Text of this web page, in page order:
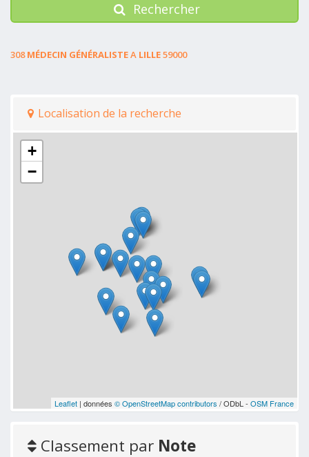
Rechercher
308MÉDECIN GÉNÉRALISTEA LILLE59000
Localisation de la recherche
+
−
Leaflet| données © OpenStreetMap contributors / ODbL - OSM France
Classement par Note